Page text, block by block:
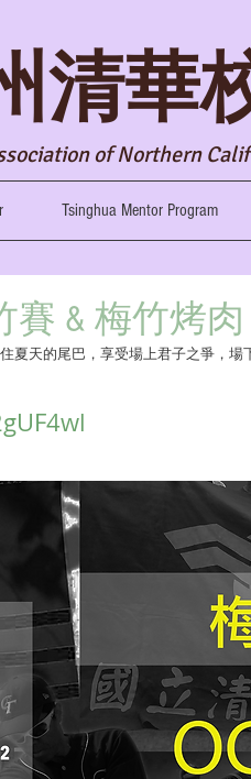
清華
of Northern
Tsinghua Mentor Program
賽 & 梅竹烤肉
夏天的尾巴，享受場上君子之爭，場